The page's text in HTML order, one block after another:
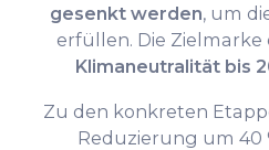
gesenkt werden, um
erfüllen. Die
Klimaneutralität bis
Zu den konkreten
Reduzierung um 40